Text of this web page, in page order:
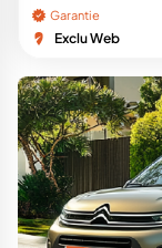
Garantie
Exclu Web